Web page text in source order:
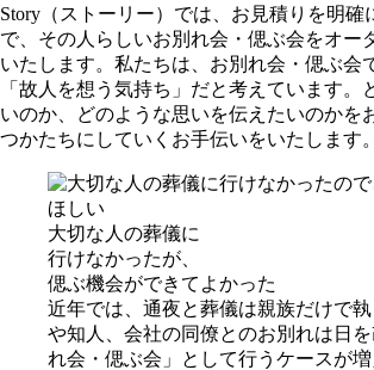
Story（ストーリー）では、お見積りを明確
で、その人らしいお別れ会・偲ぶ会をオー
いたします。私たちは、お別れ会・偲ぶ会
「故人を想う気持ち」だと考えています。
いのか、どのような思いを伝えたいのかを
つかたちにしていくお手伝いをいたします。
⼤切な⼈の葬儀に
⾏けなかったが、
偲ぶ機会ができてよかった
近年では、通夜と葬儀は親族だけで執
や知人、会社の同僚とのお別れは日を
れ会・偲ぶ会」として行うケースが増